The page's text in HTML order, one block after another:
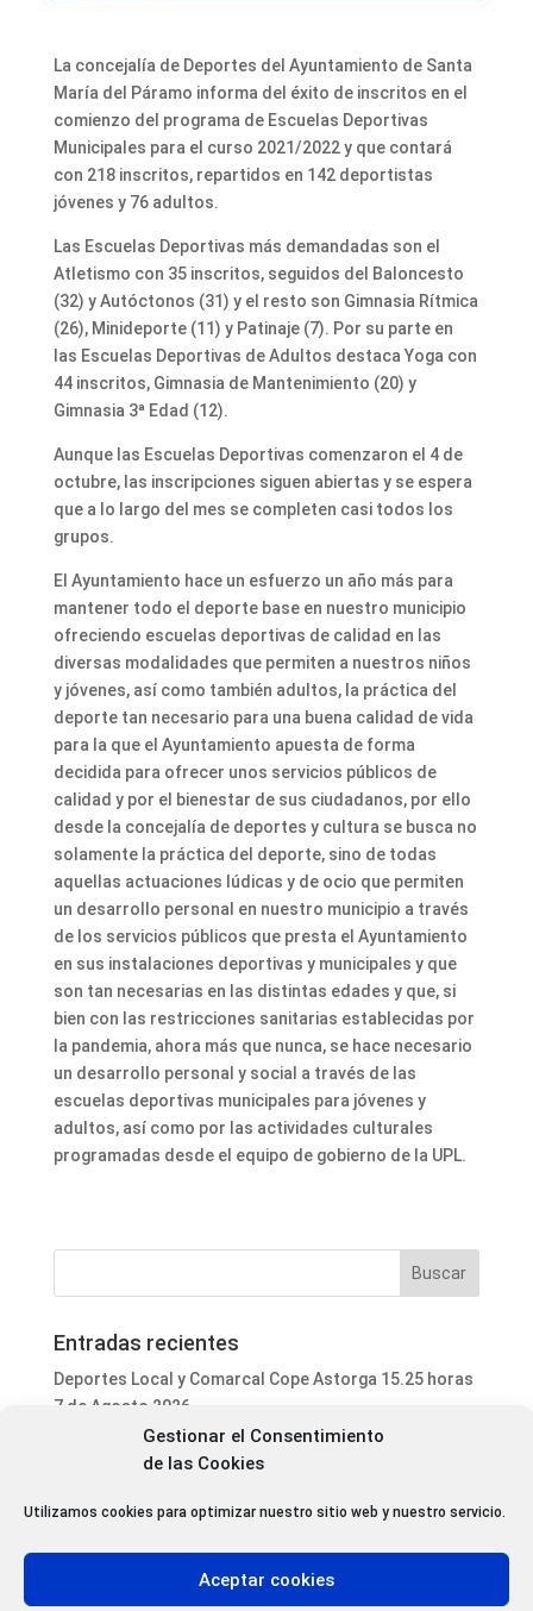
Gestionar el Consentimiento
de las Cookies
Utilizamos cookies para optimizar nuestro sitio web y nuestro servicio.
Aceptar cookies
La concejalía de Deportes del Ayuntamiento de Santa
María del Páramo informa del éxito de inscritos en el
comienzo del programa de Escuelas Deportivas
Municipales para el curso 2021/2022 y que contará
con 218 inscritos, repartidos en 142 deportistas
jóvenes y 76 adultos.
Las Escuelas Deportivas más demandadas son el
Atletismo con 35 inscritos, seguidos del Baloncesto
(32) y Autóctonos (31) y el resto son Gimnasia Rítmica
(26), Minideporte (11) y Patinaje (7). Por su parte en
las Escuelas Deportivas de Adultos destaca Yoga con
44 inscritos, Gimnasia de Mantenimiento (20) y
Gimnasia 3ª Edad (12).
Aunque las Escuelas Deportivas comenzaron el 4 de
octubre, las inscripciones siguen abiertas y se espera
que a lo largo del mes se completen casi todos los
grupos.
El Ayuntamiento hace un esfuerzo un año más para
mantener todo el deporte base en nuestro municipio
ofreciendo escuelas deportivas de calidad en las
diversas modalidades que permiten a nuestros niños
y jóvenes, así como también adultos, la práctica del
deporte tan necesario para una buena calidad de vida
para la que el Ayuntamiento apuesta de forma
decidida para ofrecer unos servicios públicos de
calidad y por el bienestar de sus ciudadanos, por ello
desde la concejalía de deportes y cultura se busca no
solamente la práctica del deporte, sino de todas
aquellas actuaciones lúdicas y de ocio que permiten
un desarrollo personal en nuestro municipio a través
de los servicios públicos que presta el Ayuntamiento
en sus instalaciones deportivas y municipales y que
son tan necesarias en las distintas edades y que, si
bien con las restricciones sanitarias establecidas por
la pandemia, ahora más que nunca, se hace necesario
un desarrollo personal y social a través de las
escuelas deportivas municipales para jóvenes y
adultos, así como por las actividades culturales
programadas desde el equipo de gobierno de la UPL.
Entradas recientes
Deportes Local y Comarcal Cope Astorga 15.25 horas
7 de Agosto 2026
Informativo Mediodía Cope Astorga 14.20 horas 7 de
Agosto 2026
San Justo de la Vega acoge este fin de semana un
Programa Local Cope Astorga 7 de Agosto 2026